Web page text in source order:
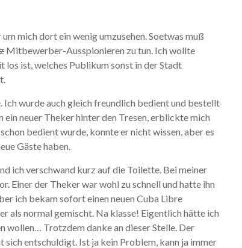
mich dort ein wenig umzusehen. Soetwas muß
Mitbewerber-Ausspionieren zu tun. Ich wollte
los ist, welches Publikum sonst in der Stadt
Ich wurde auch gleich freundlich bedient und bestellt
ein neuer Theker hinter den Tresen, erblickte mich
bedient wurde, konnte er nicht wissen, aber es
Gäste haben.
ich verschwand kurz auf die Toilette. Bei meiner
Einer der Theker war wohl zu schnell und hatte ihn
ich bekam sofort einen neuen Cuba Libre
als normal gemischt. Na klasse! Eigentlich hätte ich
wollen… Trotzdem danke an dieser Stelle. Der
sich entschuldigt. Ist ja kein Problem, kann ja immer